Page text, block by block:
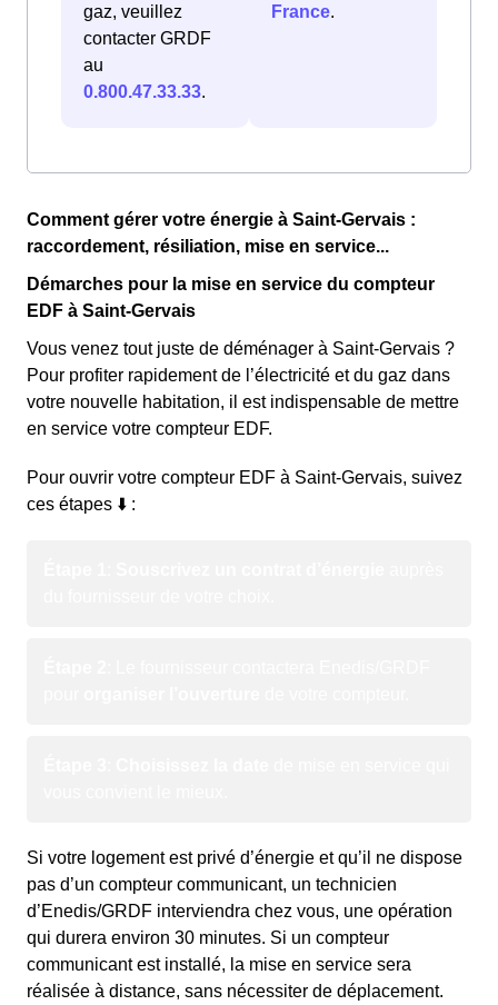
gaz, veuillez
contacter GRDF
au
0.800.47.33.33.
France.
Comment gérer votre énergie à Saint-Gervais :
raccordement, résiliation, mise en service...
Démarches pour la mise en service du compteur
EDF à Saint-Gervais
Vous venez tout juste de déménager à Saint-Gervais ?
Pour profiter rapidement de l’électricité et du gaz dans
votre nouvelle habitation, il est indispensable de mettre
en service votre compteur EDF.
Pour ouvrir votre compteur EDF à Saint-Gervais, suivez
ces étapes ⬇️ :
Si votre logement est privé d’énergie et qu’il ne dispose
pas d’un compteur communicant, un technicien
d’Enedis/GRDF interviendra chez vous, une opération
qui durera environ 30 minutes. Si un compteur
communicant est installé, la mise en service sera
réalisée à distance, sans nécessiter de déplacement.